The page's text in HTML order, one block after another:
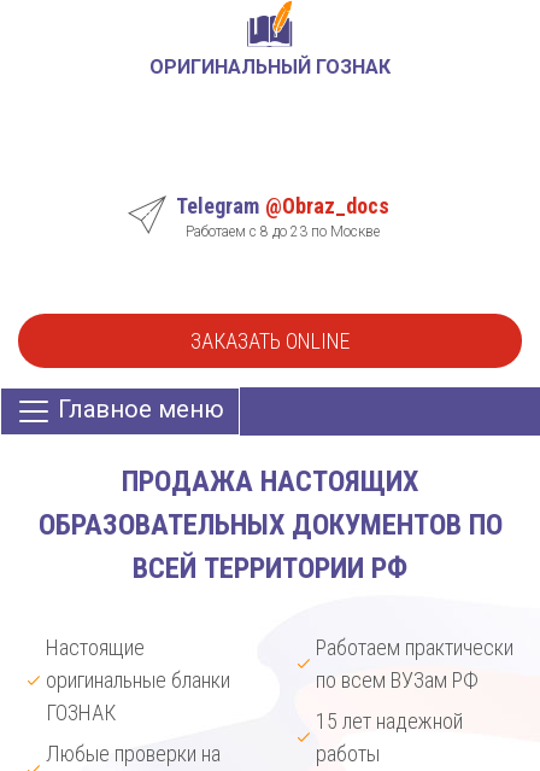
ОРИГИНАЛЬНЫЙ ГОЗНАК
Telegram @Obraz_docs
Работаем с 8 до 23 по Москве
ЗАКАЗАТЬ ONLINE
Главное меню
ПРОДАЖА НАСТОЯЩИХ
ОБРАЗОВАТЕЛЬНЫХ ДОКУМЕНТОВ ПО
ВСЕЙ ТЕРРИТОРИИ РФ
Настоящие
оригинальные бланки
ГОЗНАК
Любые проверки на
Работаем практически
по всем ВУЗам РФ
15 лет надежной
работы